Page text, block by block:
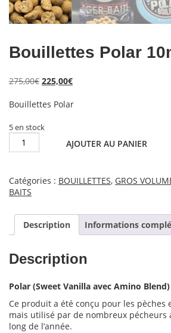
Bouillettes Polar
275,00€ Le
initial
275,00€.
225,00€Le
actuel
Bouillettes Polar
5 en stock
quantité
de
10mm
25kg
AJOUTER AU PANIER
Catégories : BOUILLETTES, GROS
BAITS
Description Informations
Description
Polar (Sweet Vanilla avec Amino Blend)
Ce produit a été conçu pour les pèches
mais utilisé par de nombreux pécheurs
long de l’année.